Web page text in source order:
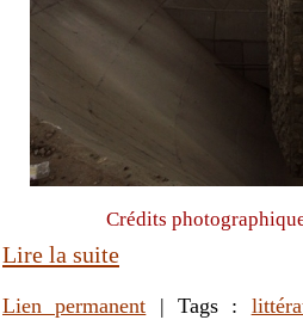
Crédits
Lire la suite
Lien permanent | Tags :